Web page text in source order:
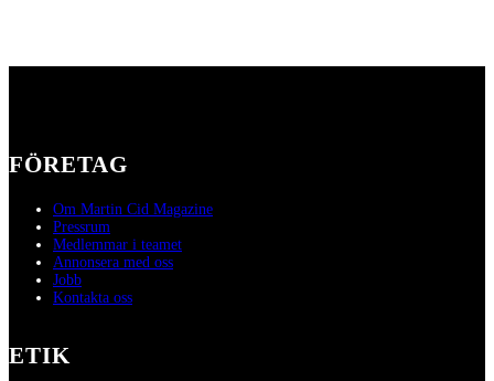
FÖRETAG
Om Martin Cid Magazine
Pressrum
Medlemmar i teamet
Annonsera med oss
Jobb
Kontakta oss
ETIK